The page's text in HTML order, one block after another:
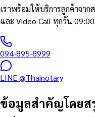
เราพร้อมให้บริการลูกค้าจา
และ Video Call ทุกวัน
094-895-8999
LINE @Thainotary
ข้อมูลสำคัญโดยส